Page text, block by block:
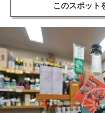
このスポット